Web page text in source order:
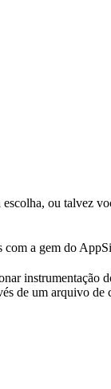
ou talvez
com a gem do
instrumentação
de um arquivo de